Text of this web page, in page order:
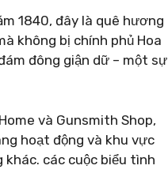
1840, đây là quê hương
không bị chính phủ Hoa
đông giận dữ – một sự
và Gunsmith Shop,
hoạt động và khu vực
các cuộc biểu tình